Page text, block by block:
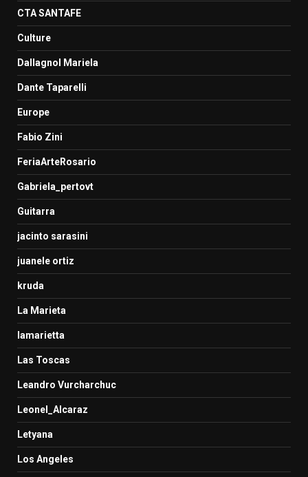
CTA SANTAFE
Culture
Dallagnol Mariela
Dante Taparelli
Europe
Fabio Zini
FeriaArteRosario
Gabriela_pertovt
Guitarra
jacinto sarasini
juanele ortiz
kruda
La Marieta
lamarietta
Las Toscas
Leandro Vurcharchuc
Leonel_Alcaraz
Letyana
Los Angeles